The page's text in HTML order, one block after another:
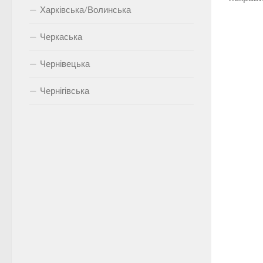
Харківська/Волинська
Черкаська
Чернівецька
Чернігівська